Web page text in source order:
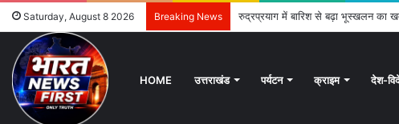
Saturday, August 8 2026 Breaking News रुद्रप्रयाग में बारिश से बढ़ा भूस्खलन का
HOME उत्तराखंड पर्यटन क्राइम देश-